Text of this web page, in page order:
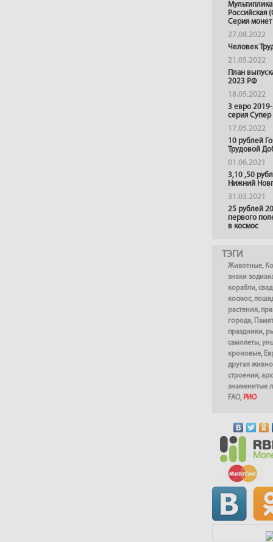
Российская
Серия монет
27.08.2022
Человек
21.05.2022
План
2023 РФ
18.05.2022
3 евро
серия
17.05.2022
10 рублей
Трудовой
01.06.2021
3,10 ,50
Нижний
31.03.2021
25 рублей
первого
в космос
ТЭГИ
Животные,
знаки
корабли,
космос,
растения,
города,
праздники,
самолеты,
кроновые,
другая
строения,
знаменитые
FAO, РИО